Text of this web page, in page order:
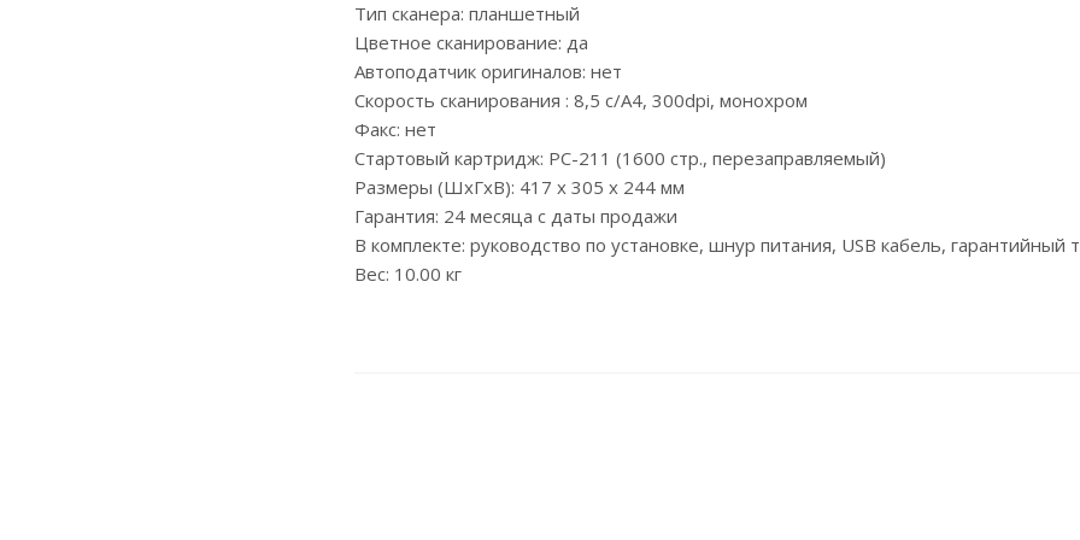
Тип сканера: планшетный
Цветное сканирование: да
Автоподатчик оригиналов: нет
Скорость сканирования : 8,5 с/А4, 300dpi, монохром
Факс: нет
Стартовый картридж: PC-211 (1600 стр., перезаправляемый)
Размеры (ШxГxВ): 417 x 305 x 244 мм
Гарантия: 24 месяца с даты продажи
В комплекте: руководство по установке, шнур питания, USB кабель, гарантийный
Вес: 10.00 кг